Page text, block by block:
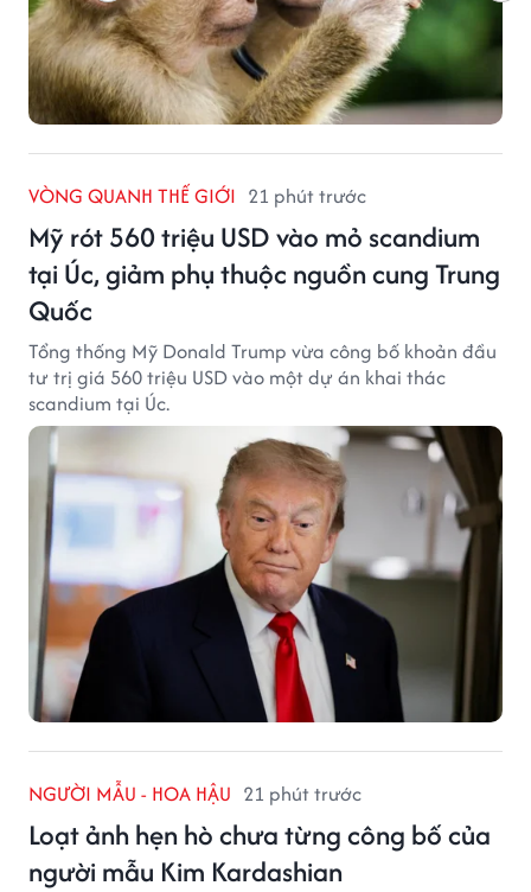
VÒNG QUANH THẾ GIỚI 21 phút trước
Mỹ rót 560 triệu USD vào mỏ scandium
tại Úc, giảm phụ thuộc nguồn cung Trung
Quốc
Tổng thống Mỹ Donald Trump vừa công bố khoản đầu
tư trị giá 560 triệu USD vào một dự án khai thác
scandium tại Úc.
NGƯỜI MẪU - HOA HẬU 21 phút trước
Loạt ảnh hẹn hò chưa từng công bố của
người mẫu Kim Kardashian